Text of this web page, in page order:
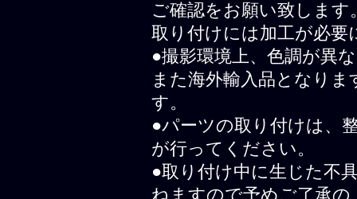
ご確認をお願い致します
取り付けには加工が必要
●撮影環境上、色調が異
また海外輸入品となり
す。
●パーツの取り付けは、
が行ってください。
●取り付け中に生じた不